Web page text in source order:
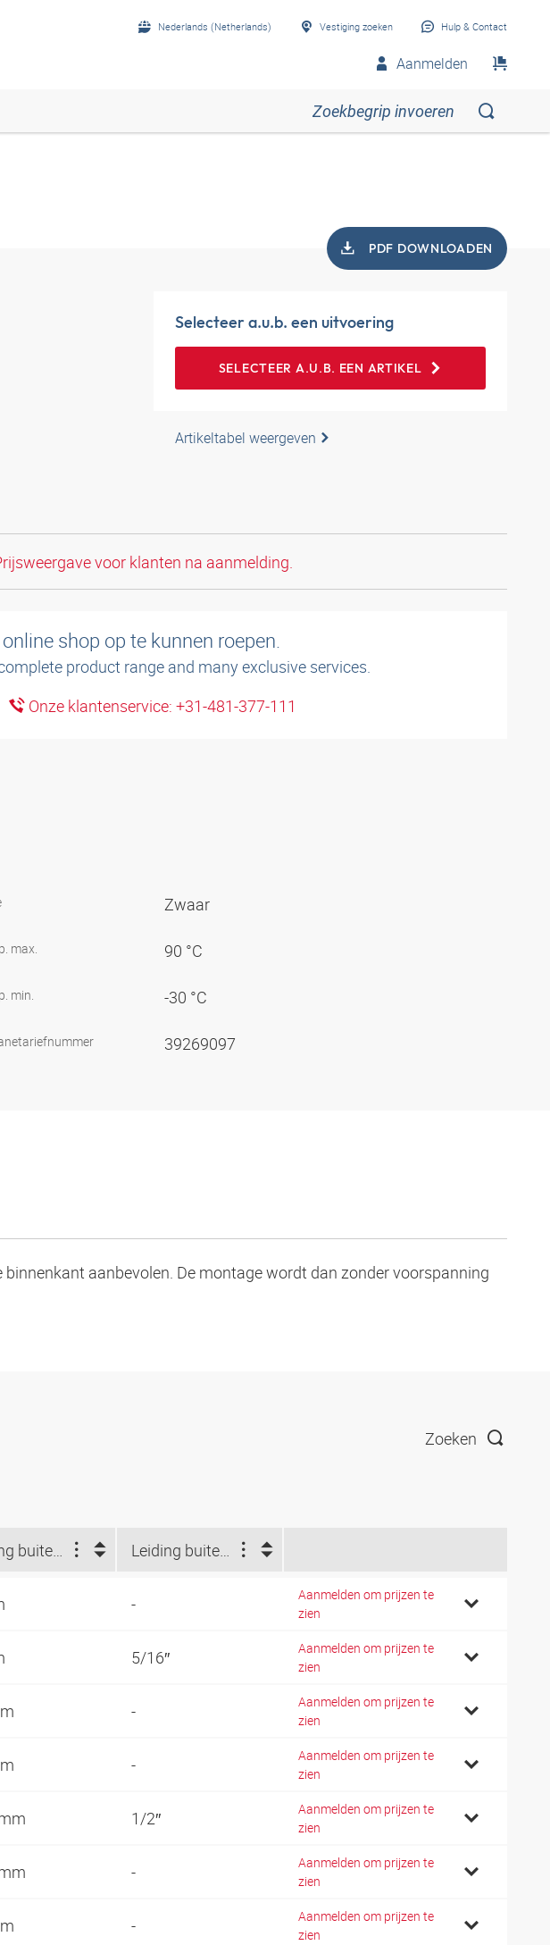
Nederlands (Netherlands) Vestiging zoeken Hulp & Contact
Aanmelden
PDF DOWNLOADEN
Selecteer a.u.b. een uitvoering
SELECTEER A.U.B. EEN ARTIKEL
Artikeltabel weergeven
voor klanten na aanmelding.
shop op te kunnen roepen.
product range and many exclusive services.
Onze klantenservice: +31-481-377-111
Zwaar
max. 90 °C
min. -30 °C
39269097
aanbevolen. De montage wordt dan zonder voorspanning
Zoeken
-
Aanmelden om prijzen te
zien
5/16″
Aanmelden om prijzen te
zien
-
Aanmelden om prijzen te
zien
-
Aanmelden om prijzen te
zien
1/2″
Aanmelden om prijzen te
zien
-
Aanmelden om prijzen te
zien
-
Aanmelden om prijzen te
zien